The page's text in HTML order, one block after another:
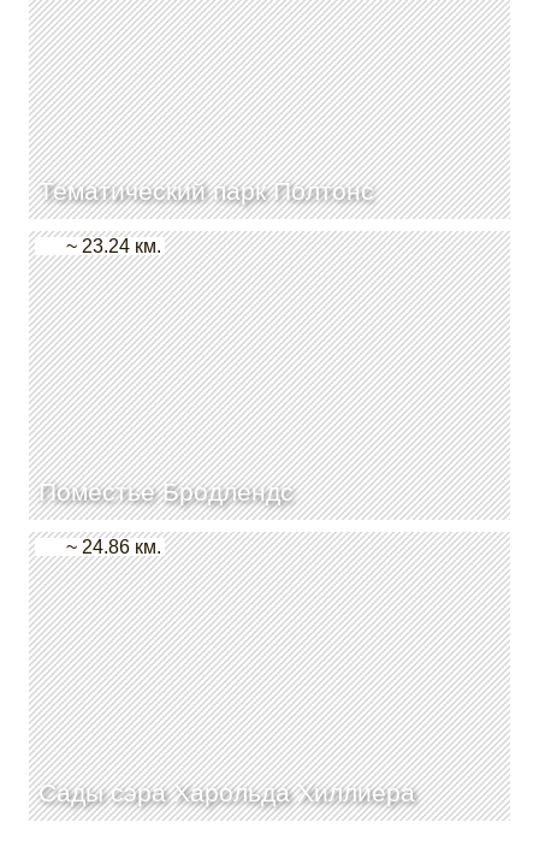
Тематический парк Полтонс
Поместье Бродлендс
~ 23.24 км.
Сады сэра Харольда Хиллиера
~ 24.86 км.